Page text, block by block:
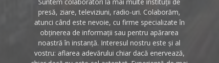
Suntem colaboratori la mai multe instituții de
presă, ziare, televiziuni, radio-uri. Colaborăm,
atunci când este nevoie, cu firme specializate în
obținerea de informații sau pentru apărarea
noastră în instanță. Interesul nostru este și al
vostru: aflarea adevărului chiar dacă enervează,